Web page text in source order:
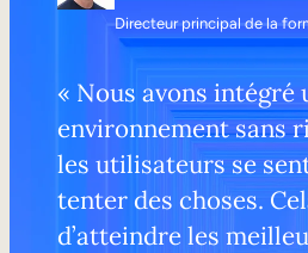
Directeur principal de la
« Nous avons intégré
environnement sans
les utilisateurs se
tenter des choses.
d’atteindre les